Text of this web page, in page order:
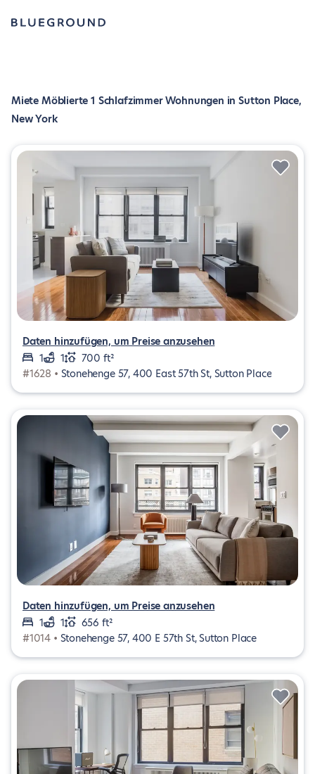
Miete Möblierte 1 Schlafzimmer Wohnungen in Sutton Place,
New York
Daten hinzufügen, um Preise anzusehen
1
1
700 ft²
#1628 • Stonehenge 57, 400 East 57th St, Sutton Place
Daten hinzufügen, um Preise anzusehen
1
1
656 ft²
#1014 • Stonehenge 57, 400 E 57th St, Sutton Place